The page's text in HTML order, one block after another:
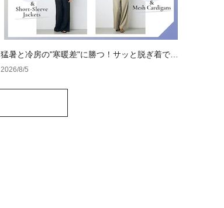
猛暑と冷房の"寒暖差"に勝つ！サッと脱ぎ着でき
る体温調節コーデ
2026/8/5